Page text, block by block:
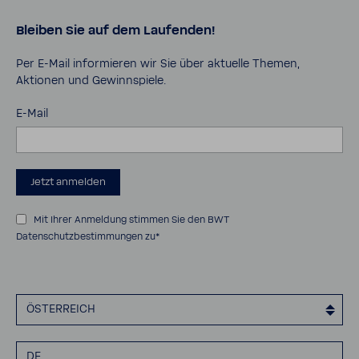
Pro Portal
Kontakt
AGB
Impressum
Cookies
Sicher­heits­da­ten­blätter
Bleiben Sie auf dem Laufenden!
Per E-​Mail infor­mieren wir Sie über aktu­elle Themen,
Aktionen und Gewinn­spiele.
E-Mail
Jetzt anmelden
Mit Ihrer Anmeldung stimmen Sie den BWT
Datenschutzbestimmungen zu*
ÖSTER­REICH